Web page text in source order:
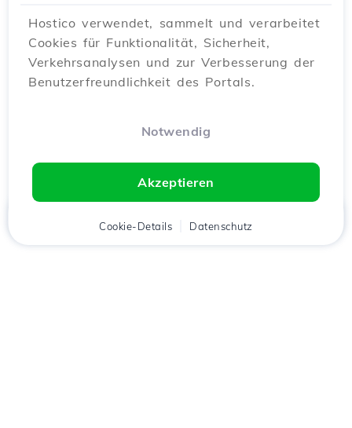
Hostico verwendet, sammelt und verarbeitet
Cookies für Funktionalität, Sicherheit,
Verkehrsanalysen und zur Verbesserung der
Benutzerfreundlichkeit des Portals.
Notwendig
Akzeptieren
Cookie-Details Datenschutz
Kunde Warenkorb Chat